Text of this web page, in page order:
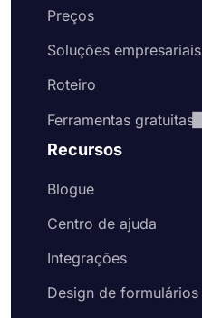
Preços
Soluções empresariais
Roteiro
Ferramentas gratuitas
Recursos
Blogue
Centro de ajuda
Integrações
Design de formulários